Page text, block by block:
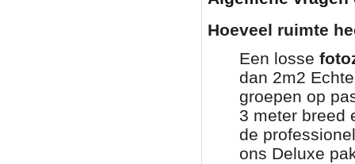
Hoeveel ruimte
Een losse
dan 2m2
groepen op
3 meter breed
de
ons Deluxe